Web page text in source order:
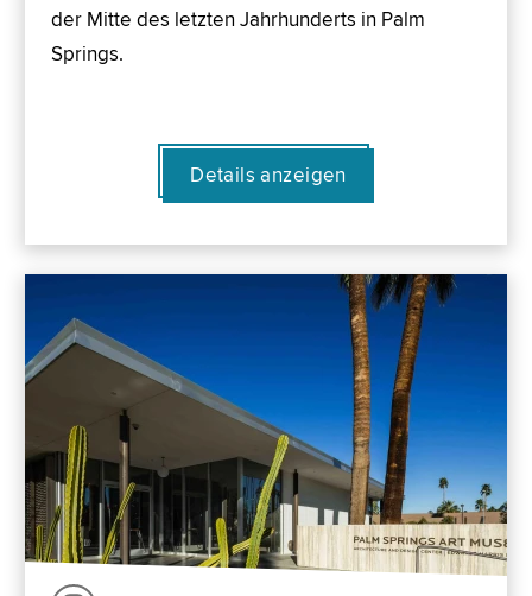
der Mitte des letzten Jahrhunderts in Palm
Springs.
Details anzeigen